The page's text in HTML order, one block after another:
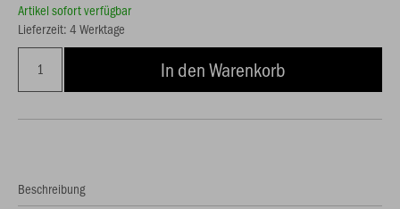
Artikel sofort verfügbar
Lieferzeit: 4 Werktage
In den Warenkorb
Beschreibung